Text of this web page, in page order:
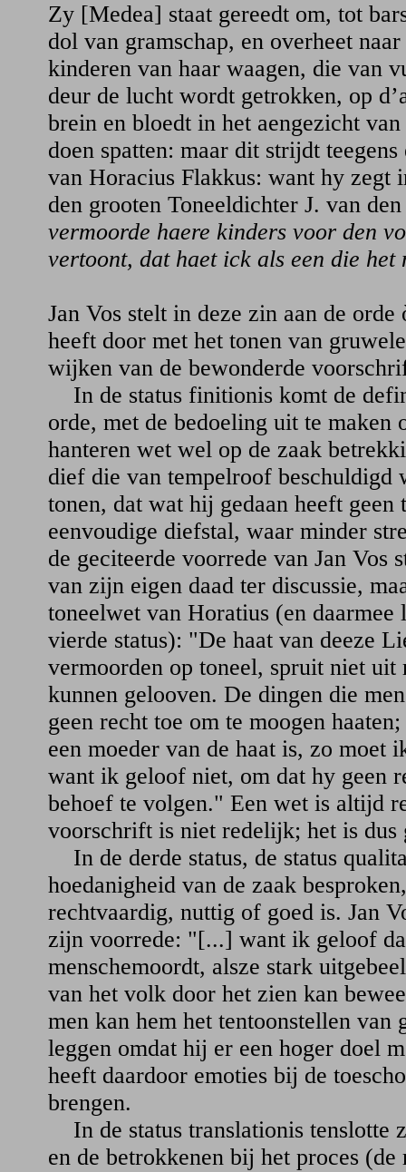
Zy [Medea] staat gereedt om, tot
dol van gramschap, en overheet
kinderen van haar waagen, die van
deur de lucht wordt getrokken, op
brein en bloedt in het aengezicht
doen spatten: maar dit strijdt
van Horacius Flakkus: want hy zegt
den grooten Toneeldichter J. van
vermoorde haere kinders voor den
vertoont, dat haet ick als een die het
Jan Vos stelt in deze zin aan de
heeft door met het tonen van
wijken van de bewonderde
In de status finitionis komt de
orde, met de bedoeling uit te maken
hanteren wet wel op de zaak
dief die van tempelroof beschuldigd
tonen, dat wat hij gedaan heeft geen
eenvoudige diefstal, waar minder
de geciteerde voorrede van Jan Vos
van zijn eigen daad ter discussie,
toneelwet van Horatius (en
vierde status): "De haat van deeze
vermoorden op toneel, spruit niet uit
kunnen gelooven. De dingen die
geen recht toe om te moogen
een moeder van de haat is, zo moet
want ik geloof niet, om dat hy geen
behoef te volgen." Een wet is altijd
voorschrift is niet redelijk; het is dus
In de derde status, de status
hoedanigheid van de zaak
rechtvaardig, nuttig of goed is. Jan
zijn voorrede: "[...] want ik geloof
menschemoordt, alsze stark
van het volk door het zien kan
men kan hem het tentoonstellen van
leggen omdat hij er een hoger doel
heeft daardoor emoties bij de
brengen.
In de status translationis tenslotte
en de betrokkenen bij het proces